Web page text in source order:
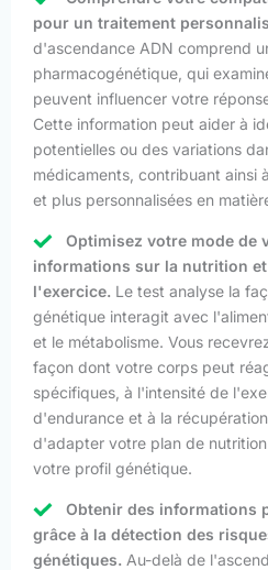
pour un traitement
d'ascendance ADN comprend
pharmacogénétique, qui
peuvent influencer votre
Cette information peut aider à
potentielles ou des variations
médicaments, contribuant ainsi
et plus personnalisées en
Optimisez votre mode de
informations sur la nutrition
l'exercice. Le test analyse la
génétique interagit avec
et le métabolisme. Vous
façon dont votre corps peut
spécifiques, à l'intensité de
d'endurance et à la
d'adapter votre plan de
votre profil génétique.
Obtenir des informations
grâce à la détection des
génétiques. Au-delà de